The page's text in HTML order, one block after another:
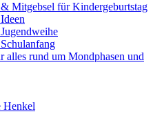
& Mitgebsel für Kindergeburtstag
rund um Mondphasen und
Henkel